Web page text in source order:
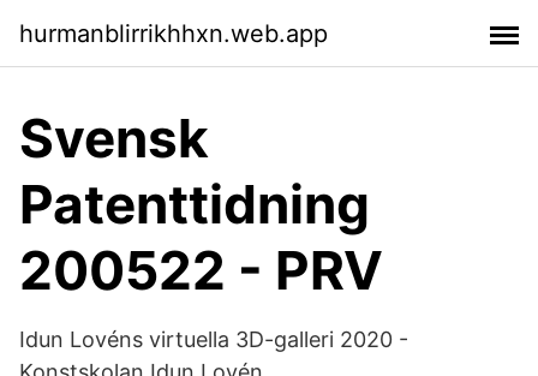
hurmanblirrikhhxn.web.app
Svensk
Patenttidning
200522 - PRV
Idun Lovéns virtuella 3D-galleri 2020 -